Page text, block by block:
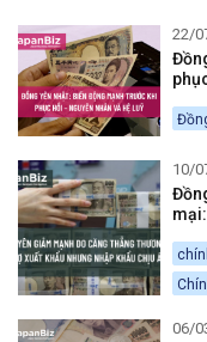
22/
10/
06/